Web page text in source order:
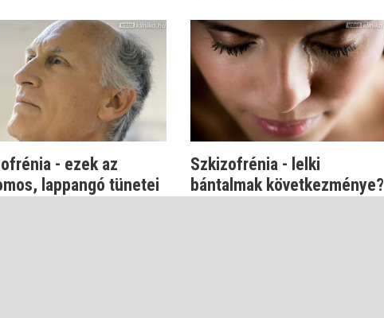
- ezek az
lappangó tünetei
Szkizofrénia - lelki
bántalmak következménye?